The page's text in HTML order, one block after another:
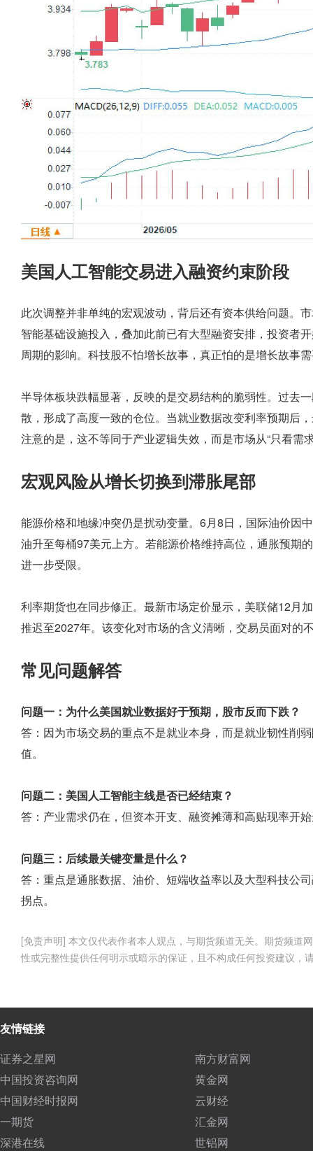
美国人工智能交易进入融资约束阶段
此次调整并非单纯的宏观波动，背后还有资本供给问题。
智能基础设施投入，叠加此前已有大型融资安排，投资者
周期的影响。科技股不怕增长故事，真正怕的是增长故事
半导体板块跌幅显著，反映的是交易结构的脆弱性。过去
散，形成了高度一致的仓位。当就业数据改变利率预期后
注意的是，这不等同于产业逻辑失效，而是市场从“只看需
宏观风险从增长切换到滞胀尾部
能源价格和地缘冲突仍是扰动变量。6月8日，国际油价因
油升至每桶97美元上方。若能源价格维持高位，通胀预期
进一步受限。
利率期货也在同步修正。最新市场定价显示，美联储12月
推迟至2027年。该变化对市场的含义清晰，交易员面对的
常见问题解答
问题一：为什么美国就业数据好于预期，股市反而下跌？
答：因为市场交易的重点不是就业本身，而是就业韧性削
值。
问题二：美国人工智能主线是否已经结束？
答：产业需求仍在，但资本开支、融资摊薄和高贴现率开
问题三：后续最关键变量是什么？
答：重点是通胀数据、油价、短端收益率以及大型科技公
拐点。
[免责声明] 本文仅代表作者本人观点，与期货频道无关。期货频道
性或完整性提供任何明示或暗示的保证，且不构成任何投资建议，
友情链接
证券之星网
南方财富网
中国投资咨询网
黄金网
中国财经时报网
云财经
一期货
汇金网
深港在线
世铝网